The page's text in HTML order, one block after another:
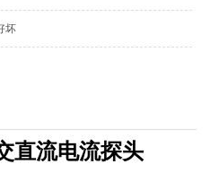
坏
直流电流探头